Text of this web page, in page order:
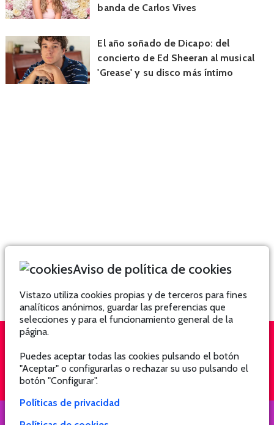
banda de Carlos Vives
El año soñado de Dicapo: del
concierto de Ed Sheeran al musical
'Grease' y su disco más íntimo
QUIÉNES SOMOS
Aviso de política de cookies
Vistazo utiliza cookies propias y de terceros para fines
analíticos anónimos, guardar las preferencias que
selecciones y para el funcionamiento general de la
página.
Puedes aceptar todas las cookies pulsando el botón
"Aceptar" o configurarlas o rechazar su uso pulsando el
botón "Configurar".
Políticas de privacidad